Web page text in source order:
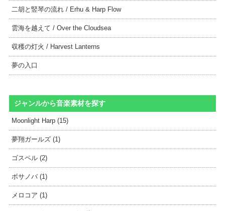
二胡と竪琴の流れ / Erhu & Harp Flow
雲海を越えて / Over the Cloudsea
収穫の灯火 / Harvest Lanterns
夢の入口
ジャンルから音楽素材を探す
Moonlight Harp (15)
夢翔ガールズ (1)
ゴスペル (2)
ボサノバ (1)
メロコア (1)